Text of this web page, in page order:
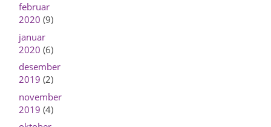
februar
2020 (9)
januar
2020 (6)
desember
2019 (2)
november
2019 (4)